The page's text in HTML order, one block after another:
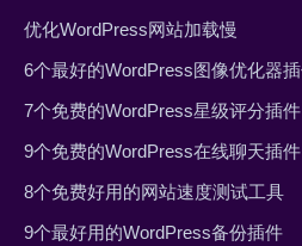
优化WordPress网站加载慢
6个最好的WordPress图像优化器
7个免费的WordPress星级评分插件
9个免费的WordPress在线聊天插件
8个免费好用的网站速度测试工具
9个最好用的WordPress备份插件